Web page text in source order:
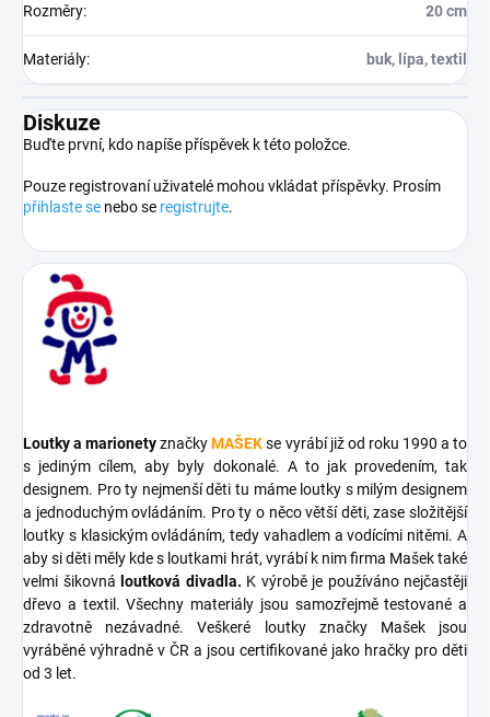
Rozměry: 20 cm
Materiály: buk, lípa, textil
Diskuze
Buďte první, kdo napíše příspěvek k této položce.
Pouze registrovaní uživatelé mohou vkládat příspěvky. Prosím
přihlaste se nebo se registrujte.
Loutky a marionetyznačkyMAŠEKse vyrábí již od roku 1990 a to
s jediným cílem, aby byly dokonalé. A to jak provedením, tak
designem. Pro ty nejmenší děti tu máme loutky s milým designem
a jednoduchým ovládáním. Pro ty o něco větší děti, zase složitější
loutky s klasickým ovládáním, tedy vahadlem a vodícími nitěmi. A
aby si děti měly kde s loutkami hrát, vyrábí k nim firma Mašek také
velmi šikovná loutková divadla. K výrobě je používáno nejčastěji
dřevo a textil. Všechny materiály jsou samozřejmě testované a
zdravotně nezávadné. Veškeré loutky značky Mašek jsou
vyráběné výhradně v ČR a jsou certifikované jako hračky pro děti
od 3 let.